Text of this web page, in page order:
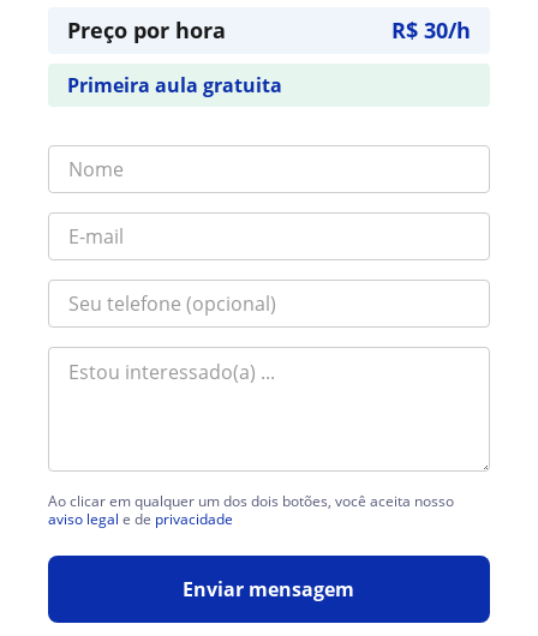
Preço por hora R$ 30/h
Primeira aula gratuita
Ao clicar em qualquer um dos dois botões, você aceita nosso
aviso legal e de privacidade
Enviar mensagem